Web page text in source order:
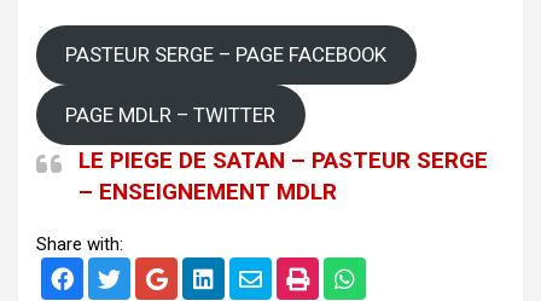
PASTEUR SERGE – PAGE FACEBOOK
PAGE MDLR – TWITTER
LE PIEGE DE SATAN – PASTEUR SERGE
– ENSEIGNEMENT MDLR
Share with: